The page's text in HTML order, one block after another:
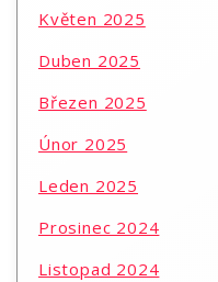
Květen 2025
Duben 2025
Březen 2025
Únor 2025
Leden 2025
Prosinec 2024
Listopad 2024